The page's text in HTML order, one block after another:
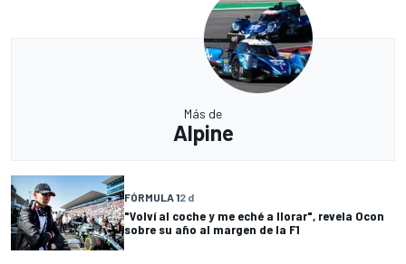
Más de
Alpine
FÓRMULA 12 d
"Volví al coche y me eché a llorar", revela Ocon
sobre su año al margen de la F1